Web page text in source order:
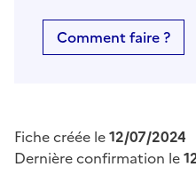
Comment faire ?
Fiche créée le12/07/2024
Dernière confirmation le